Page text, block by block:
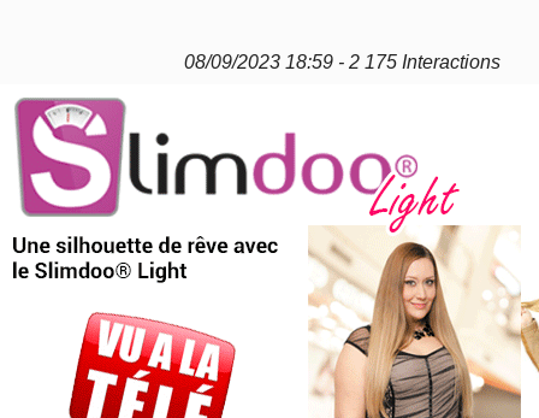
08/09/2023 18:59 - 2 175 Interactions